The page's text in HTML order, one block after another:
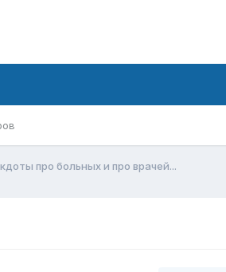
про больных и про врачей...